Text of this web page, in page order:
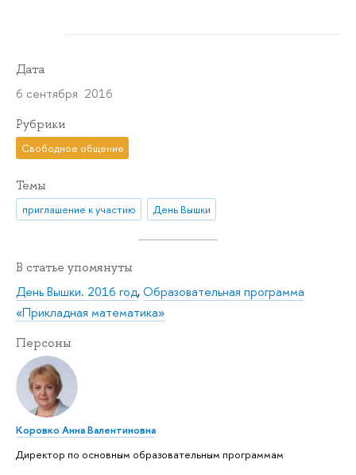
Дата
6 сентября 2016
Рубрики
Свободное общение
Темы
приглашение к участию День Вышки
В статье упомянуты
День Вышки. 2016 год,Образовательная программа
«Прикладная математика»
Персоны
Коровко Анна Валентиновна
Директор по основным образовательным программам